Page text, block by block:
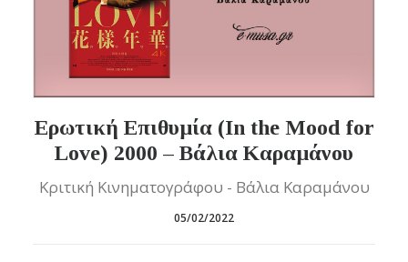
Ερωτική Επιθυμία (In the Mood for
Love) 2000 – Βάλια Καραμάνου
Κριτική Κινηματογράφου - Βάλια Καραμάνου
05/02/2022